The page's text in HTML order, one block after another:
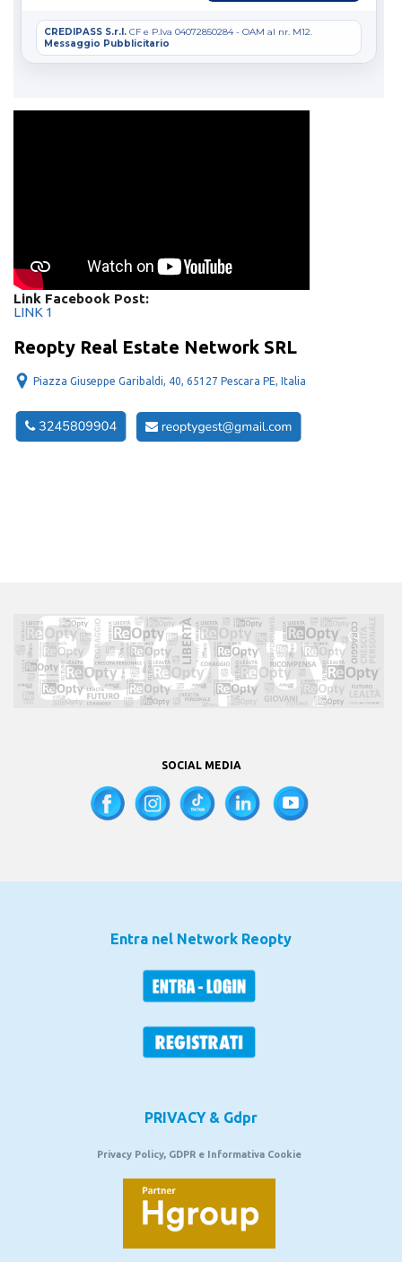
Link Facebook Post:
LINK 1
Reopty Real Estate Network SRL
Piazza Giuseppe Garibaldi, 40, 65127 Pescara PE, Italia
SOCIAL MEDIA
Entra nel Network Reopty
PRIVACY & Gdpr
Privacy Policy, GDPR e Informativa Cookie